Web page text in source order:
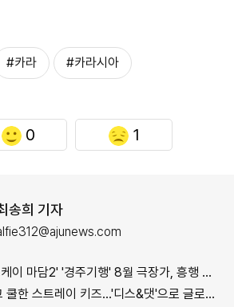
#카라 #카라시아
0 1
송희 기자
담2' '경주기행' 8월 극장가, 흥행 바통 이어갈 신작은
한 스트레이 키즈…'디스&댓'으로 글로벌 질주